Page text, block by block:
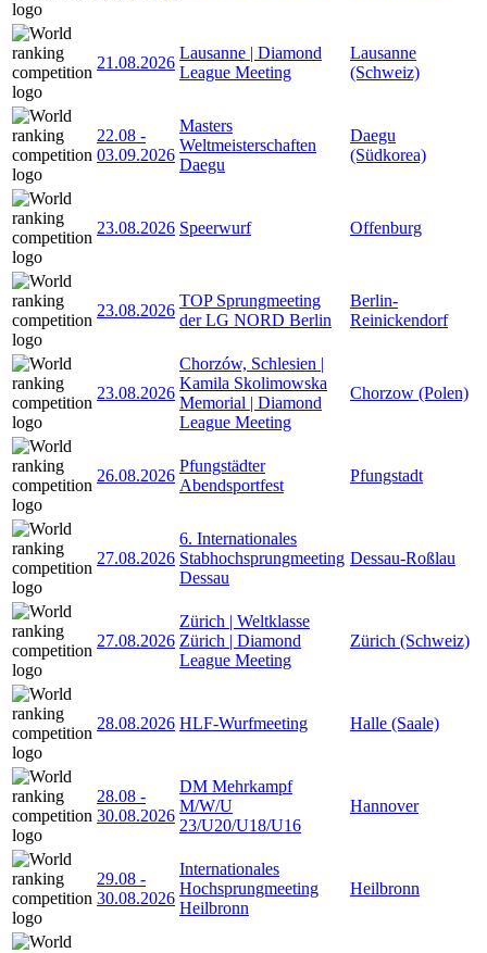
21.08.2026
Lausanne | Diamond
League Meeting
Lausanne
(Schweiz)
22.08 -
03.09.2026
Masters
Weltmeisterschaften
Daegu
Daegu
(Südkorea)
23.08.2026 Speerwurf Offenburg
23.08.2026
TOP Sprungmeeting
der LG NORD Berlin
Berlin-
Reinickendorf
23.08.2026
Chorzów, Schlesien |
Kamila Skolimowska
Memorial | Diamond
League Meeting
Chorzow (Polen)
26.08.2026
Pfungstädter
Abendsportfest
Pfungstadt
27.08.2026
6. Internationales
Stabhochsprungmeeting
Dessau
Dessau-Roßlau
27.08.2026
Zürich | Weltklasse
Zürich | Diamond
League Meeting
Zürich (Schweiz)
28.08.2026 HLF-Wurfmeeting Halle (Saale)
28.08 -
30.08.2026
DM Mehrkampf
M/W/U
23/U20/U18/U16
Hannover
29.08 -
30.08.2026
Internationales
Hochsprungmeeting
Heilbronn
Heilbronn